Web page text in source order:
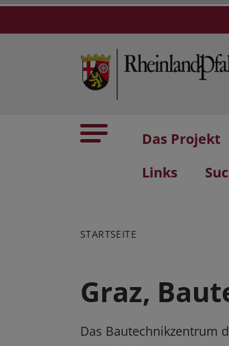
Das Projekt
Links
STARTSEITE
Graz,
Das Bautechnikzentrum